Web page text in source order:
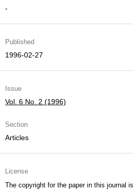
-
Published
1996-02-27
Issue
Vol. 6 No. 2 (1996)
Section
Articles
License
The copyright for the paper in this journal